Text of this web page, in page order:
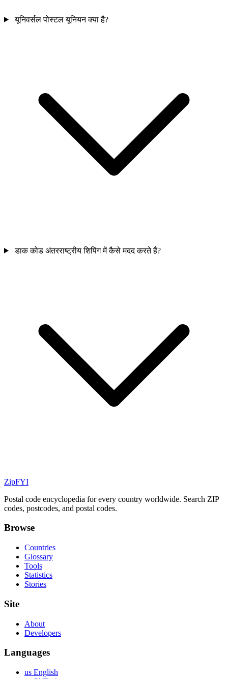
यूनिवर्सल पोस्टल यूनियन क्या है?
डाक कोड अंतरराष्ट्रीय शिपिंग में कैसे मदद करते हैं?
ZipFYI
Postal code encyclopedia for every country worldwide. Search ZIP
codes, postcodes, and postal codes.
Browse
Countries
Glossary
Tools
Statistics
Stories
Site
About
Developers
Languages
us English